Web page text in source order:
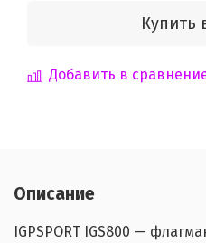
Купить
Добавить в
Описание
IGPSPORT IGS800 —